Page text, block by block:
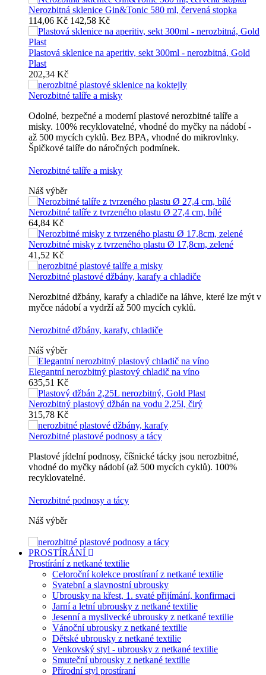
Nerozbitná sklenice Gin&Tonic 580 ml, červená stopka
114,06 Kč 142,58 Kč
Plastová sklenice na aperitiv, sekt 300ml - nerozbitná, Gold
Plast
202,34 Kč
Nerozbitné talíře a misky
Odolné, bezpečné a moderní plastové nerozbitné talíře a
misky. 100% recyklovatelné, vhodné do myčky na nádobí -
až 500 mycích cyklů. Bez BPA, vhodné do mikrovlnky.
Špičkové talíře do náročných podmínek.
Nerozbitné talíře a misky
Náš výběr
Nerozbitné talíře z tvrzeného plastu Ø 27,4 cm, bílé
64,84 Kč
Nerozbitné misky z tvrzeného plastu Ø 17,8cm, zelené
41,52 Kč
Nerozbitné plastové džbány, karafy a chladiče
Nerozbitné džbány, karafy a chladiče na láhve, které lze mýt v
myčce nádobí a vydrží až 500 mycích cyklů.
Nerozbitné džbány, karafy, chladiče
Náš výběr
Elegantní nerozbitný plastový chladič na víno
635,51 Kč
Nerozbitný plastový džbán na vodu 2,25l, čirý
315,78 Kč
Nerozbitné plastové podnosy a tácy
Plastové jídelní podnosy, číšnické tácky jsou nerozbitné,
vhodné do myčky nádobí (až 500 mycích cyklů). 100%
recyklovatelné.
Nerozbitné podnosy a tácy
Náš výběr
PROSTÍRÁNÍ
Prostírání z netkané textilie
Celoroční kolekce prostíraní z netkané textilie
Svatební a slavnostní ubrousky
Ubrousky na křest, 1. svaté přijímání, konfirmaci
Jarní a letní ubrousky z netkané textilie
Jesenní a myslivecké ubrousky z netkané textilie
Vánoční ubrousky z netkané textilie
Dětské ubrousky z netkané textilie
Venkovský styl - ubrousky z netkané textilie
Smuteční ubrousky z netkané textilie
Přírodní styl prostíraní